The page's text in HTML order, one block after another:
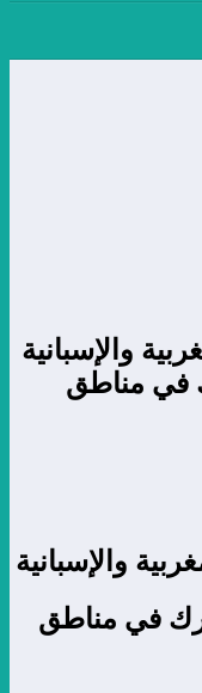
والإسبانية
في مناطق
والإسبانية
في مناطق